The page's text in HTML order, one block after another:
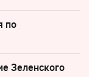
по
Зеленского